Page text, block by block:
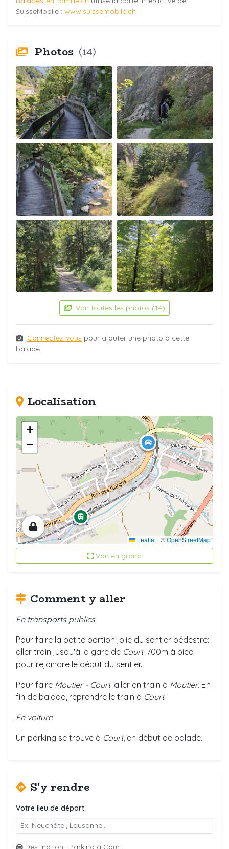
SuisseMobile : www.suissemobile.ch
Photos (14)
Voir toutes les photos (14)
Connectez-vous pour ajouter une photo à cette
balade.
Localisation
+
−
Leaflet | ©OpenStreetMap
Voir en grand
Comment y aller
En transports publics
Pour faire la petite portion jolie du sentier pédestre:
aller train jusqu'à la gare de Court. 700m à pied
pour rejoindre le début du sentier.
Pour faire Moutier - Court: aller en train à Moutier. En
fin de balade, reprendre le train à Court.
En voiture
Un parking se trouve à Court, en début de balade.
S'y rendre
Votre lieu de départ
Destination : Parking à Court